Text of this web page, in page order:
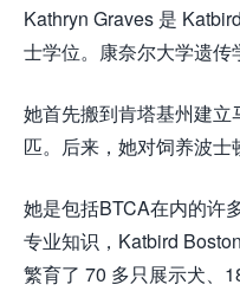
Kathryn Graves 是
士学位。康奈尔大学遗传
她首先搬到肯塔基州建
匹。后来，她对饲养波士
她是包括BTCA在内的许
专业知识，Katbird
繁育了 70 多只展示犬、